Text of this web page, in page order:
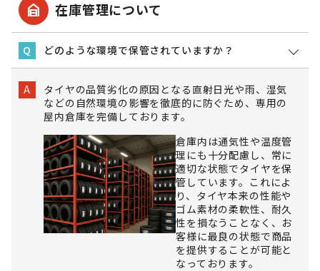
garage_home 在庫管理について
Q どのような環境で保管されていますか？
A
タイヤの品質劣化の原因となる直射日光や雨、湿気
などの自然環境の影響を徹底的に防ぐため、専用の
屋内倉庫を完備しております。
倉庫内は通気性や温度管
理にも十分配慮し、常に
適切な状態でタイヤを保
管しています。これによ
り、タイヤ本来の性能や
ゴム素材の柔軟性、耐久
性を損なうことなく、お
客様に最良の状態で商品
を提供することが可能と
なっております。